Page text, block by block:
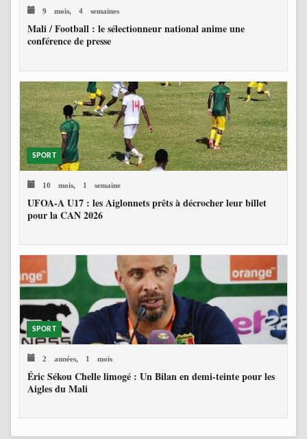
9 mois, 4 semaines
Mali / Football : le sélectionneur national anime une
conférence de presse
SPORT
10 mois, 1 semaine
UFOA-A U17 : les Aiglonnets prêts à décrocher leur billet
pour la CAN 2026
SPORT
2 années, 1 mois
Éric Sékou Chelle limogé : Un Bilan en demi-teinte pour les
Aigles du Mali